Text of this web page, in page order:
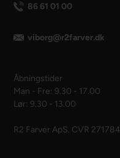
86 61 01 00
viborg@r2farver.dk
Åbningstider
Man - Fre: 9.30 - 17.00
Lør: 9.30 - 13.00
R2 Farver ApS. CVR